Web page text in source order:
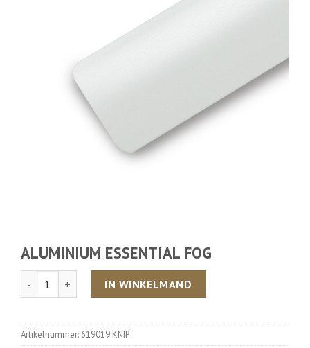
ALUMINIUM ESSENTIAL FOG
Aantal IN WINKELMAND
Artikelnummer: 619019.KNIP